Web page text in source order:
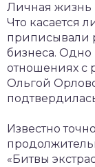
Личная жизнь
Что касается
приписывали
бизнеса. Одно
отношениях с
Ольгой
Известно
«Битвы